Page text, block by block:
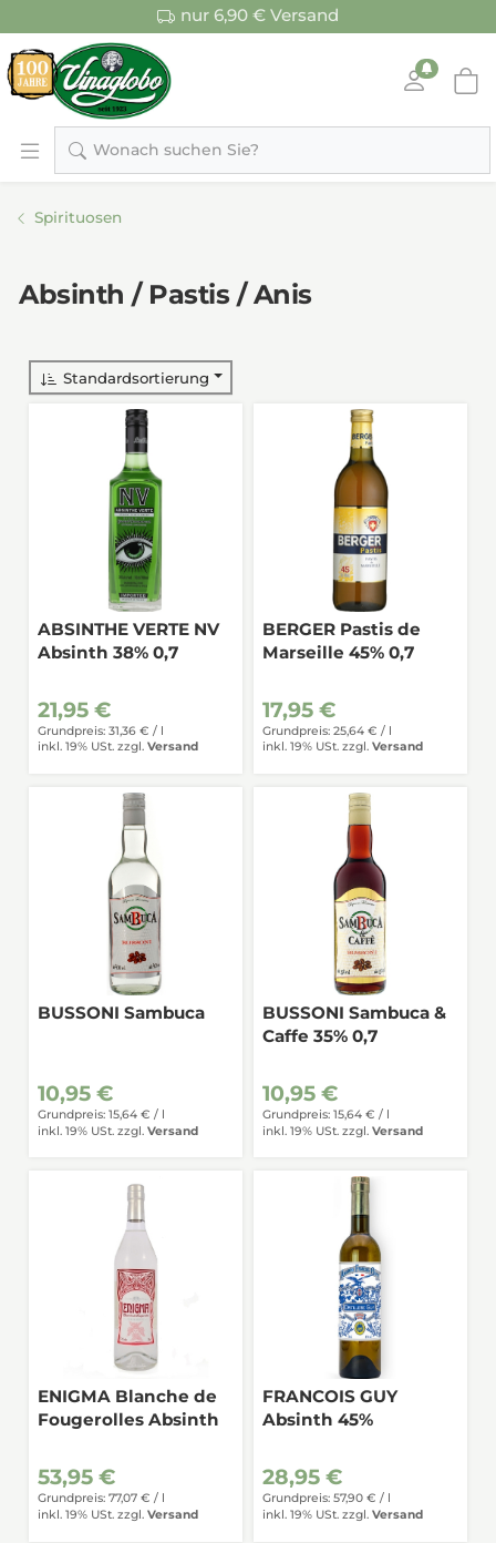
nur 6,90 € Versand
Wonach suchen Sie?
Spirituosen
Absinth / Pastis / Anis
Standardsortierung
ABSINTHE VERTE NV
Absinth 38% 0,7
21,95 €
Grundpreis: 31,36 € / l
inkl. 19% USt. zzgl. Versand
BERGER Pastis de
Marseille 45% 0,7
17,95 €
Grundpreis: 25,64 € / l
inkl. 19% USt. zzgl. Versand
BUSSONI Sambuca
10,95 €
Grundpreis: 15,64 € /
inkl. 19% USt. zzgl. Versand
BUSSONI Sambuca &
Caffe 35% 0,7
10,95 €
Grundpreis: 15,64 € /
inkl. 19% USt. zzgl. Versand
ENIGMA Blanche de
Fougerolles Absinth
53,95 €
Grundpreis: 77,07 € /
inkl. 19% USt. zzgl. Versand
FRANCOIS GUY
Absinth 45%
28,95 €
Grundpreis: 57,90 € /
inkl. 19% USt. zzgl. Versand